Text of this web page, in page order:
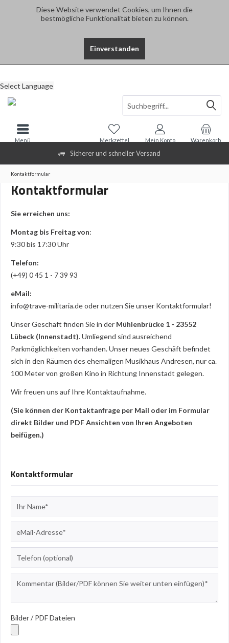
Diese Website verwendet Cookies, um Ihnen die
bestmögliche Funktionalität bieten zu können.
Einverstanden
Sicherer und schneller Versand
Select Language
Warenkorb
Merkzettel Mein Konto
Menü
Kontaktformular
Kontaktformular
Sie erreichen uns:
Montag bis Freitag von:
9:30 bis 17:30 Uhr
Telefon:
(+49) 0 45 1 - 7 39 93
eMail:
info@trave-militaria.deoder nutzen Sie unser Kontaktformular!
Unser Geschäft finden Sie in der Mühlenbrücke 1 - 23552
Lübeck (Innenstadt). Umliegend sind ausreichend
Parkmöglichkeiten vorhanden. Unser neues Geschäft befindet
sich in den Räumen des ehemaligen Musikhaus Andresen, nur ca.
100 Meter von großen Kino in Richtung Innenstadt gelegen.
Wir freuen uns auf Ihre Kontaktaufnahme.
(Sie können der Kontaktanfrage per Mail oder im Formular
direkt Bilder und PDF Ansichten von Ihren Angeboten
beifügen.)
Kontaktformular
Bilder / PDF Dateien